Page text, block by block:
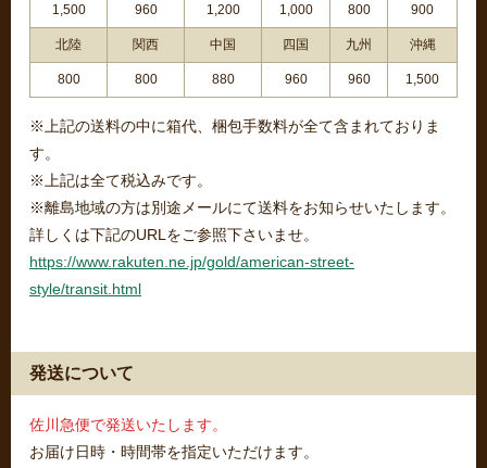
1,500 960 1,200 1,000 800 900
北陸 関西 中国 四国 九州 沖縄
800 800 880 960 960 1,500
※上記の送料の中に箱代、梱包手数料が全て含まれておりま
す。
※上記は全て税込みです。
※離島地域の方は別途メールにて送料をお知らせいたします。
詳しくは下記のURLをご参照下さいませ。
https://www.rakuten.ne.jp/gold/american-street-
style/transit.html
発送について
佐川急便で発送いたします。
お届け日時・時間帯を指定いただけます。